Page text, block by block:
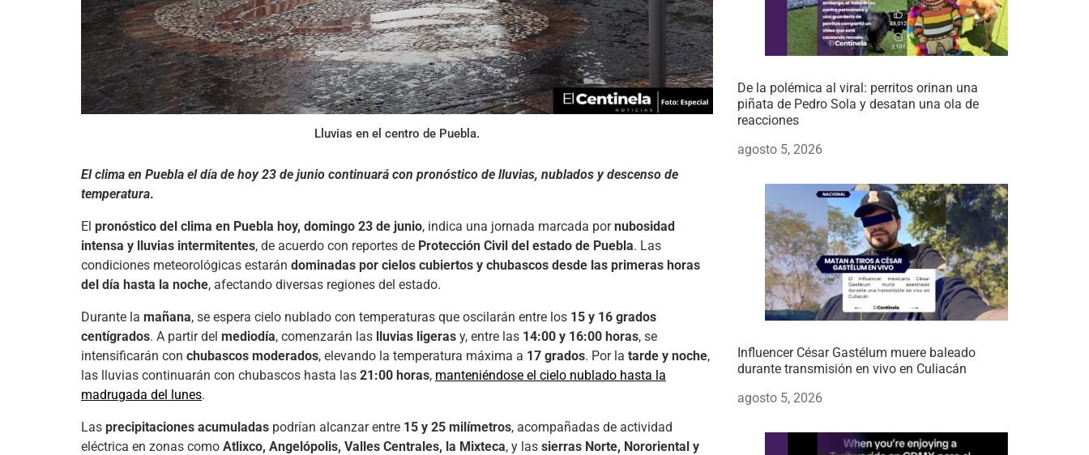
Lluvias en el centro de Puebla.
El clima en Puebla el día de hoy 23 de junio continuará con pronóstico de lluvias, nublados y descenso de
temperatura.
El pronóstico del clima en Puebla hoy, domingo 23 de junio, indica una jornada marcada pornubosidad
intensa y lluvias intermitentes, de acuerdo con reportes de Protección Civil del estado de Puebla. Las
condiciones meteorológicas estarán dominadas por cielos cubiertos y chubascos desde las primeras horas
del día hasta la noche, afectando diversas regiones del estado.
Durante la mañana, se espera cielo nublado con temperaturas que oscilarán entre los 15 y 16 grados
centígrados. A partir del mediodía, comenzarán las lluvias ligeras y, entre las 14:00 y 16:00 horas, se
intensificarán con chubascos moderados, elevando la temperatura máxima a 17 grados. Por la tarde y noche,
las lluvias continuarán con chubascos hasta las 21:00 horas, manteniéndose el cielo nublado hasta la
madrugada del lunes.
Las precipitaciones acumuladas podrían alcanzar entre 15 y 25 milímetros, acompañadas de actividad
eléctrica en zonas como Atlixco, Angelópolis, Valles Centrales, la Mixteca, y las sierras Norte, Nororiental y
De la polémica al viral: perritos orinan una
piñata de Pedro Sola y desatan una ola de
reacciones
agosto 5, 2026
Influencer César Gastélum muere baleado
durante transmisión en vivo en Culiacán
agosto 5, 2026